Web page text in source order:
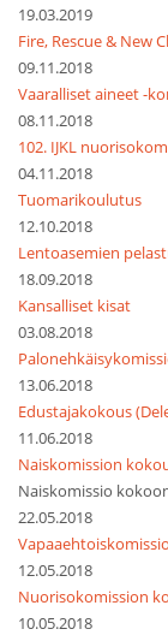
19.03.2019
Fire, Rescue & New
09.11.2018
Vaaralliset aineet -
08.11.2018
102. IJKL
04.11.2018
Tuomarikoulutus
12.10.2018
Lentoasemien
18.09.2018
Kansalliset kisat
03.08.2018
13.06.2018
Edustajakokous
11.06.2018
Naiskomission
Naiskomissio
22.05.2018
12.05.2018
Nuorisokomission
10.05.2018